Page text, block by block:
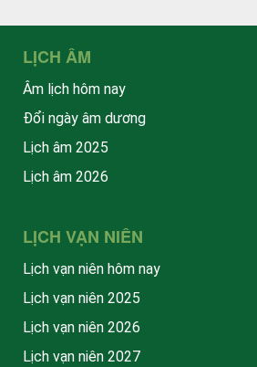
LỊCH ÂM
Âm lịch hôm nay
Đổi ngày âm dương
Lịch âm 2025
Lịch âm 2026
LỊCH VẠN NIÊN
Lịch vạn niên hôm nay
Lịch vạn niên 2025
Lịch vạn niên 2026
Lịch vạn niên 2027